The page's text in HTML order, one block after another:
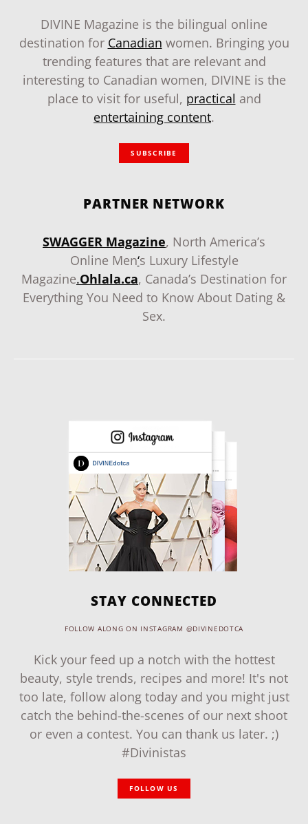
DIVINE Magazine is the bilingual online
destination for Canadian women. Bringing you
trending features that are relevant and
interesting to Canadian women, DIVINE is the
place to visit for useful, practical and
entertaining content.
SUBSCRIBE
PARTNER NETWORK
SWAGGER Magazine, North America’s
Online Men‘s Luxury Lifestyle
Magazine.Ohlala.ca, Canada’s Destination for
Everything You Need to Know About Dating &
Sex.
STAY CONNECTED
FOLLOW ALONG ON INSTAGRAM @DIVINEDOTCA
Kick your feed up a notch with the hottest
beauty, style trends, recipes and more! It's not
too late, follow along today and you might just
catch the behind-the-scenes of our next shoot
or even a contest. You can thank us later. ;)
#Divinistas
FOLLOW US